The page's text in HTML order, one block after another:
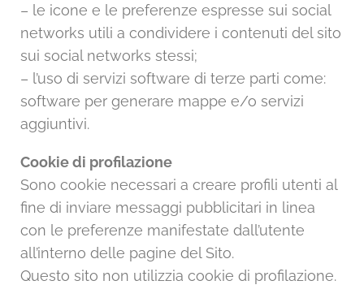
– le icone e le preferenze espresse sui social
networks utili a condividere i contenuti del sito
sui social networks stessi;
– l’uso di servizi software di terze parti come:
software per generare mappe e/o servizi
aggiuntivi.
Cookie di profilazione
Sono cookie necessari a creare profili utenti al
fine di inviare messaggi pubblicitari in linea
con le preferenze manifestate dall’utente
all’interno delle pagine del Sito.
Questo sito non utilizzia cookie di profilazione.